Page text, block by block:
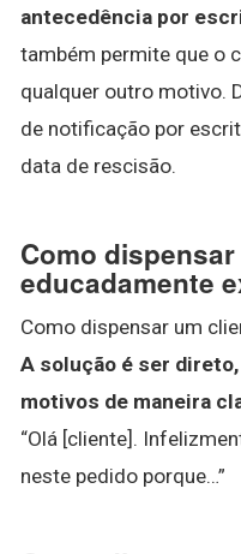
antecedência por
também permite que o
qualquer outro motivo.
de notificação por
data de rescisão.
Como
educadamente
Como dispensar um
A solução é ser
motivos de maneira
“Olá [cliente].
neste pedido porque…”